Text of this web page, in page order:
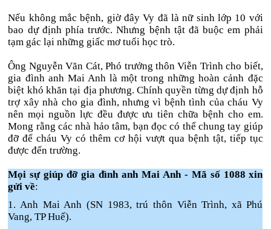
Nếu không mắc bệnh, giờ đây Vy đã là nữ sinh lớp 10 với
bao dự định phía trước. Nhưng bệnh tật đã buộc em phải
tạm gác lại những giấc mơ tuổi học trò.
Ông Nguyễn Văn Cát, Phó trưởng thôn Viễn Trình cho biết,
gia đình anh Mai Anh là một trong những hoàn cảnh đặc
biệt khó khăn tại địa phương. Chính quyền từng dự định hỗ
trợ xây nhà cho gia đình, nhưng vì bệnh tình của cháu Vy
nên mọi nguồn lực đều được ưu tiên chữa bệnh cho em.
Mong rằng các nhà hảo tâm, bạn đọc có thể chung tay giúp
đỡ để cháu Vy có thêm cơ hội vượt qua bệnh tật, tiếp tục
được đến trường.
Mọi sự giúp đỡ gia đình anh Mai Anh - Mã số 1088 xin
gửi về:
1. Anh Mai Anh (SN 1983, trú thôn Viễn Trình, xã Phú
Vang, TP Huế).